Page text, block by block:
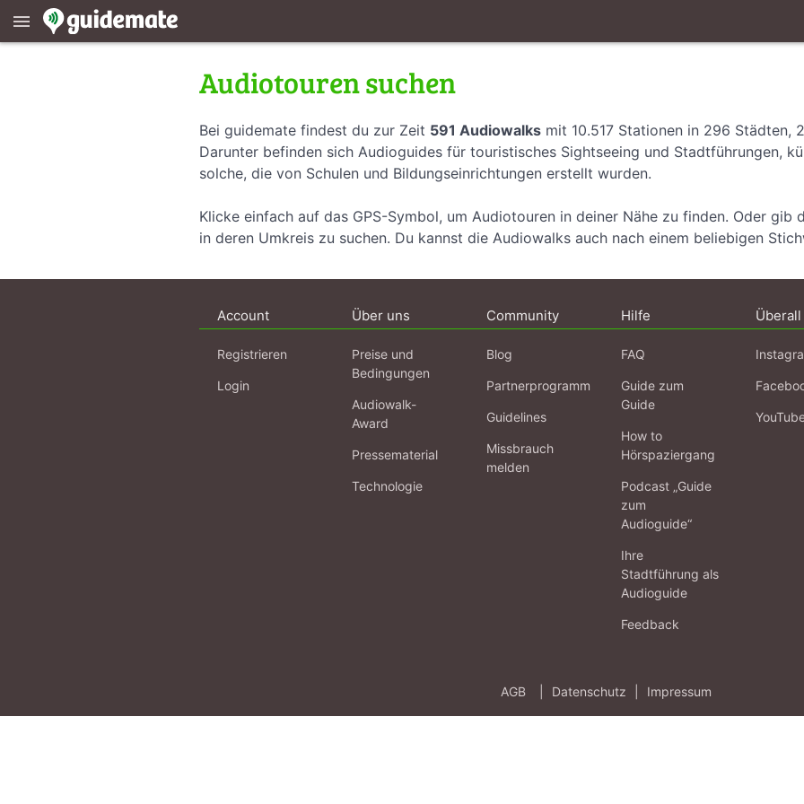
menu
Audiotouren suchen
Bei guidemate findest du zur Zeit 591 Audiowalks mit 10.517 Stationen in 296 Städten,
Darunter befinden sich Audioguides für touristisches Sightseeing und Stadtführungen,
solche, die von Schulen und Bildungseinrichtungen erstellt wurden.
Klicke einfach auf das GPS-Symbol, um Audiotouren in deiner Nähe zu finden. Oder gib
in deren Umkreis zu suchen. Du kannst die Audiowalks auch nach einem beliebigen
Account
Registrieren
Login
Über uns
Preise und
Bedingungen
Audiowalk-
Award
Pressematerial
Technologie
Community
Blog
Partnerprogramm
Guidelines
Missbrauch
melden
Hilfe
FAQ
Guide zum
Guide
How to
Hörspaziergang
Podcast „Guide
zum
Audioguide“
Ihre
Stadtführung als
Audioguide
Feedback
Überall
AGB Datenschutz Impressum